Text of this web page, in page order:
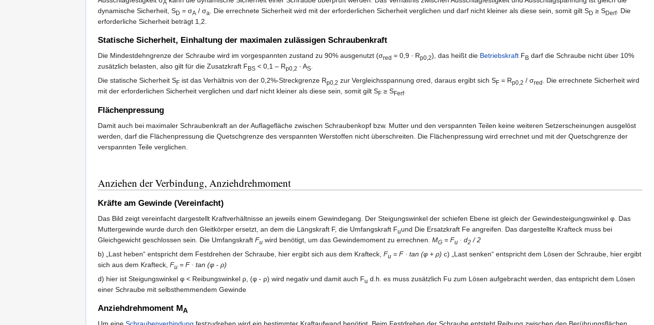
A
dynamische Sicherheit, SD = σA / σa . Die errechnete Sicherheit wird mit der erforderlichen Sicherheit verglichen und darf nicht kleiner als diese sein, somit gilt SD ≥ SDerf. Die
erforderliche Sicherheit beträgt 1,2.
Statische Sicherheit, Einhaltung der maximalen zulässigen Schraubenkraft
Die Mindestdehngrenze der Schraube wird im vorgespannten zustand zu 90% ausgenutzt (σred = 0,9 ∙ Rp0,2), das heißt die Betriebskraft F B darf die Schraube nicht über 10%
zusätzlich belasten, also gilt für die Zusatzkraft F BS < 0,1 – Rp0,2 ∙ AS.
Die statische Sicherheit SF ist das Verhältnis von der 0,2%-Streckgrenze Rp0,2 zur Vergleichsspannung σred, daraus ergibt sich SF = Rp0,2 / σred . Die errechnete Sicherheit wird
mit der erforderlichen Sicherheit verglichen und darf nicht kleiner als diese sein, somit gilt SF ≥ SFerf.
Flächenpressung
Damit auch bei maximaler Schraubenkraft an der Auflagefläche zwischen Schraubenkopf bzw. Mutter und den verspannten Teilen keine weiteren Setzerscheinungen ausgelöst
werden, darf die Flächenpressung die Quetschgrenze des verspannten Werstoffen nicht überschreiten. Die Flächenpressung wird errechnet und mit der Quetschgrenze der
verspannten Teile verglichen.
Anziehen der Verbindung, Anziehdrehmoment
Kräfte am Gewinde (Vereinfacht)
Das Bild zeigt vereinfacht dargestellt Kraftverhältnisse an jeweils einem Gewindegang. Der Steigungswinkel der schiefen Ebene ist gleich der Gewindesteigungswinkel φ. Das
Muttergewinde wurde durch den Gleitkörper ersetzt, an dem die Längskraft F, die Umfangskraft Fuund Die Ersatzkraft Fe angreifen. Das dargestellte Krafteck muss bei
Gleichgewicht geschlossen sein. Die Umfangskraft Fu wird benötigt, um das Gewindemoment zu errechnen. MG = Fu ∙ d2 / 2
b) „Last heben“ entspricht dem Festdrehen der Schraube, hier ergibt sich aus dem Krafteck, Fu = F ∙ tan (φ + ρ) c) „Last senken“ entspricht dem Lösen der Schraube, hier ergibt
sich aus dem Krafteck, Fu = F ∙ tan (φ - ρ)
d) hier ist Steigungswinkel φ < Reibungswinkel ρ, (φ - ρ) wird negativ und damit auch Fu d.h. es muss zusätzlich Fu zum Lösen aufgebracht werden, das entspricht dem Lösen
einer Schraube mit selbsthemmendem Gewinde
Anziehdrehmoment MA